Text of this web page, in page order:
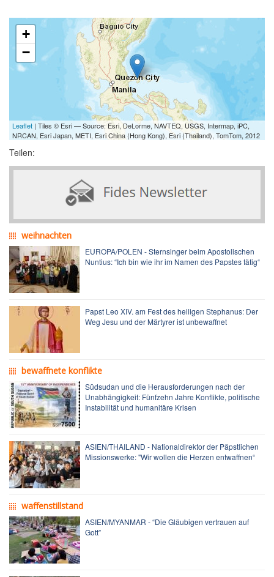
+
−
Leaflet | Tiles © Esri — Source: Esri, DeLorme, NAVTEQ, USGS, Intermap, iPC,
NRCAN, Esri Japan, METI, Esri China (Hong Kong), Esri (Thailand), TomTom, 2012
Teilen:
weihnachten
EUROPA/POLEN - Sternsinger beim Apostolischen
Nuntius: “Ich bin wie ihr im Namen des Papstes tätig“
Papst Leo XIV. am Fest des heiligen Stephanus: Der
Weg Jesu und der Märtyrer ist unbewaffnet
bewaffnete konflikte
Südsudan und die Herausforderungen nach der
Unabhängigkeit: Fünfzehn Jahre Konflikte, politische
Instabilität und humanitäre Krisen
ASIEN/THAILAND - Nationaldirektor der Päpstlichen
Missionswerke: "Wir wollen die Herzen entwaffnen“
waffenstillstand
ASIEN/MYANMAR - “Die Gläubigen vertrauen auf
Gott”